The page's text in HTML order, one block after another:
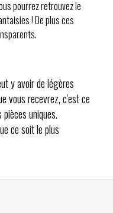
pourrez retrouvez le
! De plus ces
y avoir de légères
vous recevrez, c'est ce
uniques.
ce soit le plus